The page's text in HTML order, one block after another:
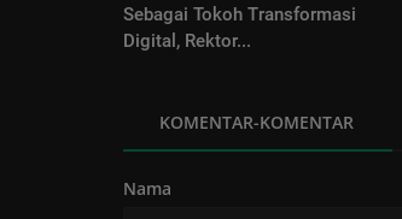
Sebagai Tokoh Transformasi
Digital, Rektor...
KOMENTAR-KOMENTAR
Nama